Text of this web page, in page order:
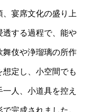
宴席文化の盛り上
透する過程で、能や
舞伎や浄瑠璃の所作
定し、小空間でも
人、小道具を控え